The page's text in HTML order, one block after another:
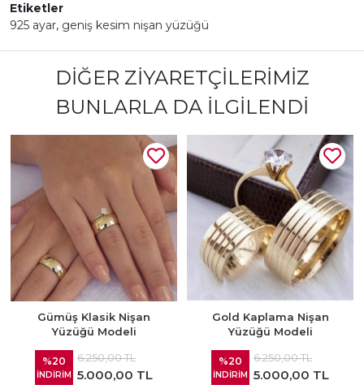
Etiketler
925 ayar, geniş kesim nişan yüzüğü
DIĞER ZIYARETÇILERIMIZ
BUNLARLA DA İLGILENDI
Gümüş Klasik Nişan
Yüzüğü Modeli
%20
İNDİRİM
6.250,00 TL
5.000,00 TL
Gold Kaplama Nişan
Yüzüğü Modeli
%20
İNDİRİM
6.250,00 TL
5.000,00 TL